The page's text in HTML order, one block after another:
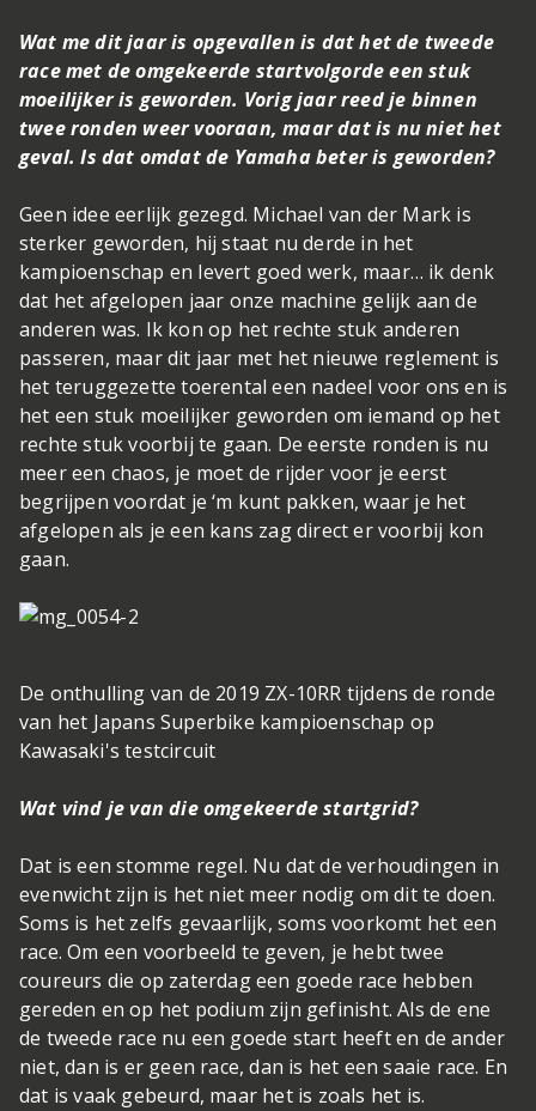
Wat me dit jaar is opgevallen is dat het de tweede
race met de omgekeerde startvolgorde een stuk
moeilijker is geworden. Vorig jaar reed je binnen
twee ronden weer vooraan, maar dat is nu niet het
geval. Is dat omdat de Yamaha beter is geworden?
Geen idee eerlijk gezegd. Michael van der Mark is
sterker geworden, hij staat nu derde in het
kampioenschap en levert goed werk, maar… ik denk
dat het afgelopen jaar onze machine gelijk aan de
anderen was. Ik kon op het rechte stuk anderen
passeren, maar dit jaar met het nieuwe reglement is
het teruggezette toerental een nadeel voor ons en is
het een stuk moeilijker geworden om iemand op het
rechte stuk voorbij te gaan. De eerste ronden is nu
meer een chaos, je moet de rijder voor je eerst
begrijpen voordat je ‘m kunt pakken, waar je het
afgelopen als je een kans zag direct er voorbij kon
gaan.
De onthulling van de 2019 ZX-10RR tijdens de ronde
van het Japans Superbike kampioenschap op
Kawasaki's testcircuit
Wat vind je van die omgekeerde startgrid?
Dat is een stomme regel. Nu dat de verhoudingen in
evenwicht zijn is het niet meer nodig om dit te doen.
Soms is het zelfs gevaarlijk, soms voorkomt het een
race. Om een voorbeeld te geven, je hebt twee
coureurs die op zaterdag een goede race hebben
gereden en op het podium zijn gefinisht. Als de ene
de tweede race nu een goede start heeft en de ander
niet, dan is er geen race, dan is het een saaie race. En
dat is vaak gebeurd, maar het is zoals het is.